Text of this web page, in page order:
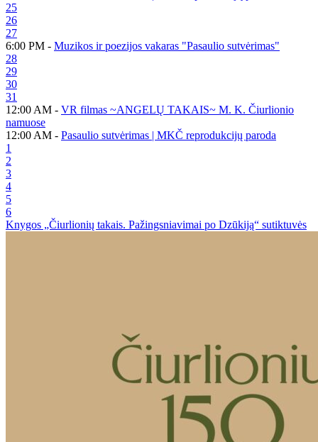
25
26
27
6:00 PM - Muzikos ir poezijos vakaras "Pasaulio sutvėrimas"
28
29
30
31
12:00 AM - VR filmas ~ANGELŲ TAKAIS~ M. K. Čiurlionio
namuose
12:00 AM - Pasaulio sutvėrimas | MKČ reprodukcijų paroda
1
2
3
4
5
6
Knygos „Čiurlionių takais. Pažingsniavimai po Dzūkiją“ sutiktuvės